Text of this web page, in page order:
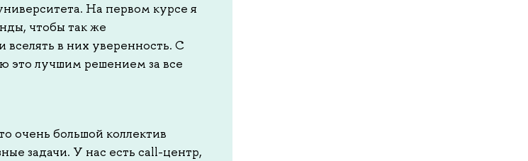
На первом курсе я
чтобы так же
вселять в них уверенность. С
это лучшим решением за все
очень большой коллектив
задачи. У нас есть call-центр,